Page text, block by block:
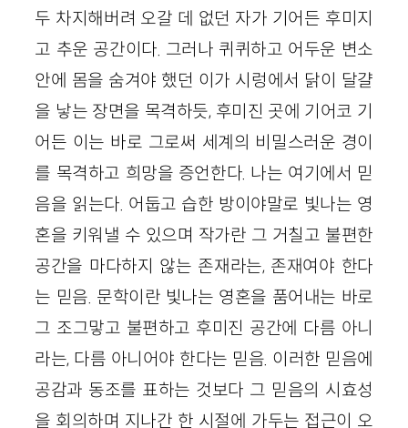
두 차지해버려 오갈 데 없던 자가 기어든 후미지
고 추운 공간이다. 그러나 퀴퀴하고 어두운 변소
안에 몸을 숨겨야 했던 이가 시렁에서 닭이 달걀
을 낳는 장면을 목격하듯, 후미진 곳에 기어코 기
어든 이는 바로 그로써 세계의 비밀스러운 경이
를 목격하고 희망을 증언한다. 나는 여기에서 믿
음을 읽는다. 어둡고 습한 방이야말로 빛나는 영
혼을 키워낼 수 있으며 작가란 그 거칠고 불편한
공간을 마다하지 않는 존재라는, 존재여야 한다
는 믿음. 문학이란 빛나는 영혼을 품어내는 바로
그 조그맣고 불편하고 후미진 공간에 다름 아니
라는, 다름 아니어야 한다는 믿음. 이러한 믿음에
공감과 동조를 표하는 것보다 그 믿음의 시효성
을 회의하며 지나간 한 시절에 가두는 접근이 오